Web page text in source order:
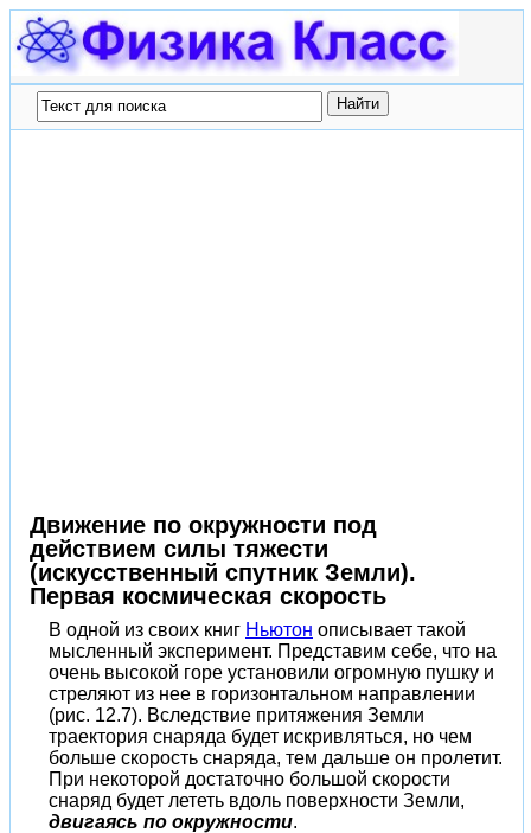
Движение по окружности под
действием силы тяжести
(искусственный спутник Земли).
Первая космическая скорость
В одной из своих книг Ньютон описывает такой
мысленный эксперимент. Представим себе, что на
очень высокой горе установили огромную пушку и
стреляют из нее в горизонтальном направлении
(рис. 12.7). Вследствие притяжения Земли
траектория снаряда будет искривляться, но чем
больше скорость снаряда, тем дальше он пролетит.
При некоторой достаточно большой скорости
снаряд будет лететь вдоль поверхности Земли,
двигаясь по окружности.